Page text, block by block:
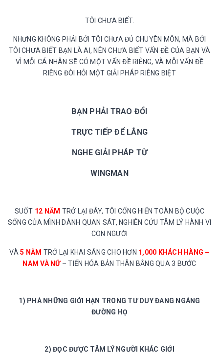
TÔI CHƯA BIẾT.
NHƯNG KHÔNG PHẢI BỞI TÔI CHƯA ĐỦ CHUYÊN MÔN, MÀ BỞI
TÔI CHƯA BIẾT BẠN LÀ AI, NÊN CHƯA BIẾT VẤN ĐỀ CỦA BẠN VÀ
VÌ MỖI CÁ NHÂN SẼ CÓ MỘT VẤN ĐỀ RIÊNG, VÀ MỖI VẤN ĐỀ
RIÊNG ĐÒI HỎI MỘT GIẢI PHÁP RIÊNG BIỆT
BẠN PHẢI TRAO ĐỔI
TRỰC TIẾP ĐỂ LẮNG
NGHE GIẢI PHÁP TỪ
WINGMAN
SUỐT 12 NĂM TRỞ LẠI ĐÂY, TÔI CỐNG HIẾN TOÀN BỘ CUỘC
SỐNG CỦA MÌNH DÀNH QUAN SÁT, NGHIÊN CỨU TÂM LÝ HÀNH VI
CON NGƯỜI
VÀ5 NĂM TRỞ LẠI KHAI SÁNG CHO HƠN 1,000 KHÁCH HÀNG –
NAM VÀ NỮ– TIẾN HÓA BẢN THÂN BẰNG QUA 3 BƯỚC
1) PHÁ NHỮNG GIỚI HẠN TRONG TƯ DUY ĐANG NGÁNG
ĐƯỜNG HỌ
2) ĐỌC ĐƯỢC TÂM LÝ NGƯỜI KHÁC GIỚI